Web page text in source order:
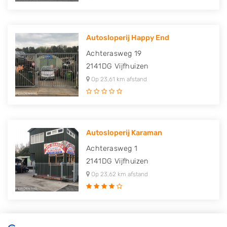
Autosloperij Happy End
Achterasweg 19
2141DG Vijfhuizen
Op 23,61 km afstand
Autosloperij Karaman
Achterasweg 1
2141DG Vijfhuizen
Op 23,62 km afstand